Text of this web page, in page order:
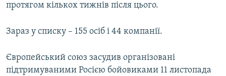
протягом кількох тижнів після цього.
Зараз у списку – 155 осіб і 44 компанії.
Європейський союз засудив організовані
підтримуваними Росією бойовиками 11 листопада